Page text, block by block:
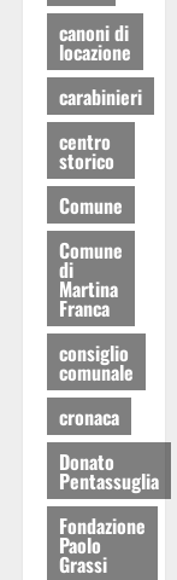
canoni di
locazione
carabinieri
centro
storico
Comune
Comune
di
Martina
Franca
consiglio
comunale
cronaca
Donato
Pentassuglia
Fondazione
Paolo
Grassi